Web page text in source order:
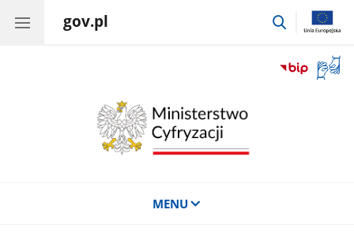
gov.pl
przejdź
okno
MENU